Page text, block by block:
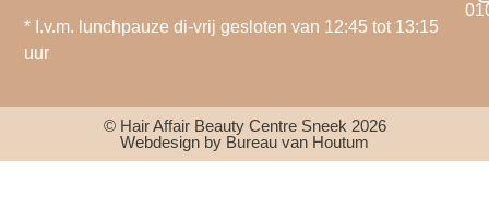
* I.v.m. lunchpauze di-vrij gesloten van 12:45 tot 13:15
uur
© Hair Affair Beauty Centre Sneek 2026
Webdesign by Bureau van Houtum